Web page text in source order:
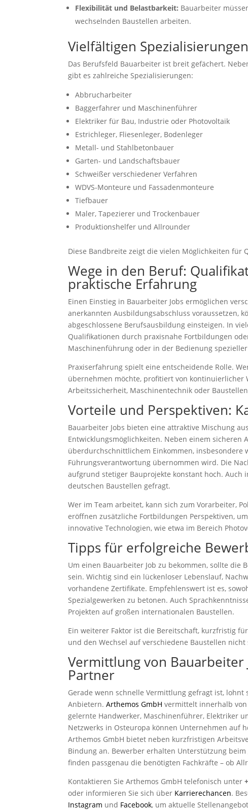
Flexibilität und Belastbarkeit: Bauarbeiter
wechselnden Baustellen arbeiten.
Vielfältigen
Das Berufsfeld Bauarbeiter ist breit gefächert.
gibt es zahlreiche Spezialisierungen:
Abbrucharbeiter
Baggerfahrer und Maschinenführer
Elektriker für Bau, Industrie oder Photovoltaik
Estrichleger, Fliesenleger, Bodenleger
Metall- und Stahlbetonbauer
Garten- und Landschaftsbauer
Schweißer verschiedener Verfahren
WDVS-Monteure und Fassadenmonteure
Tiefbauer
Maler, Tapezierer und Trockenbauer
Produktionshelfer und Allrounder
Diese Bandbreite zeigt die vielen Möglichkeiten für
Wege in den Beruf:
praktische Erfahrung
Einen Einstieg in Bauarbeiter Jobs ermöglichen
anerkannten Ausbildungsabschluss voraussetzen,
abgeschlossene Berufsausbildung einsteigen. In
Qualifikationen durch praxisnahe Fortbildungen
Maschinenführung oder in der Bedienung
Praxiserfahrung spielt eine entscheidende Rolle.
übernehmen möchte, profitiert von
Arbeitssicherheit, Maschinentechnik oder
Vorteile und Perspektiven:
Bauarbeiter Jobs bieten eine attraktive Mischung
Entwicklungsmöglichkeiten. Neben einem
überdurchschnittlichem Einkommen, insbesondere
Führungsverantwortung übernommen wird. Die
aufgrund stetiger Bauprojekte konstant hoch.
deutschen Baustellen gefragt.
Wer im Team arbeitet, kann sich zum Vorarbeiter,
eröffnen zusätzliche Fortbildungen Perspektiven,
innovative Technologien, wie etwa im Bereich
Tipps für erfolgreiche
Um einen Bauarbeiter Job zu bekommen, sollte
sein. Wichtig sind ein lückenloser Lebenslauf,
vorhandene Zertifikate. Empfehlenswert ist es,
Spezialgewerken zu betonen. Auch
Projekten auf großen internationalen Baustellen.
Ein weiterer Faktor ist die Bereitschaft, kurzfristig
und den Wechsel auf verschiedene Baustellen
Vermittlung von
Partner
Gerade wenn schnelle Vermittlung gefragt ist,
Anbietern.Arthemos GmbH vermittelt innerhalb
gelernte Handwerker, Maschinenführer, Elektriker
Netzwerks in Osteuropa können Unternehmen auf
Arthemos GmbH bietet neben kurzfristigen
Bindung an. Bewerber erhalten Unterstützung
finden passgenau die benötigten Fachkräfte – ob
Kontaktieren Sie Arthemos GmbH telefonisch unter
oder informieren Sie sich über Karrierechancen.
Instagram und Facebook, um aktuelle